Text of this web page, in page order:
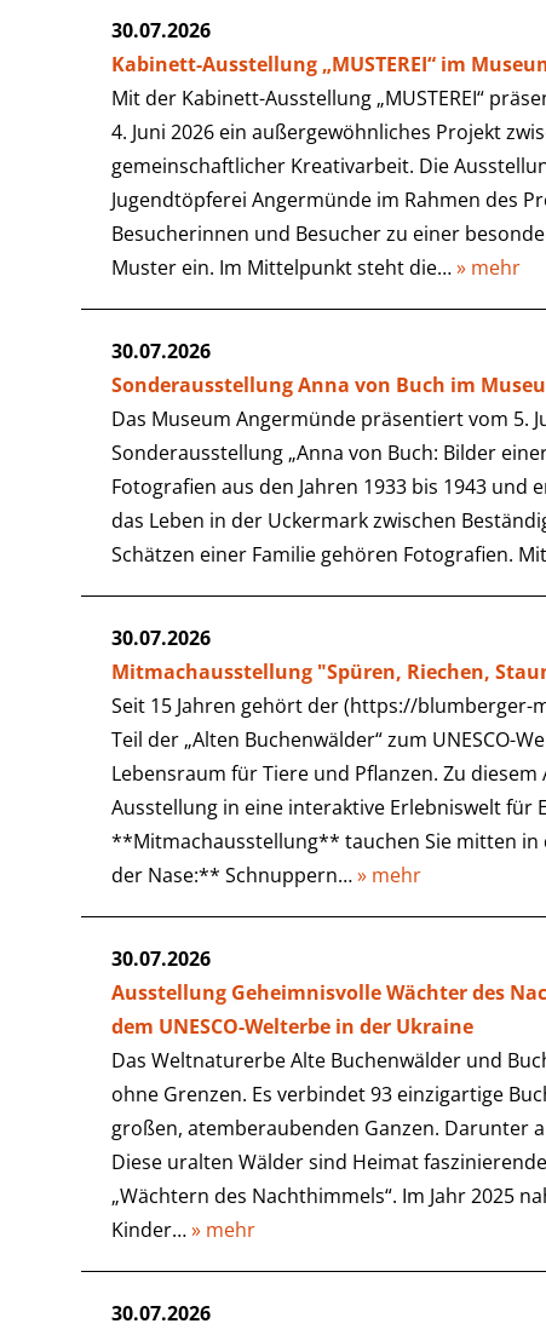
30.07.2026
Kabinett-Ausstellung „MUSTEREI“ im
Mit der Kabinett-Ausstellung „MUSTEREI“
4. Juni 2026 ein außergewöhnliches Projekt
gemeinschaftlicher Kreativarbeit. Die
Jugendtöpferei Angermünde im Rahmen des
Besucherinnen und Besucher zu einer
Muster ein. Im Mittelpunkt steht die…» mehr
30.07.2026
Sonderausstellung Anna von Buch im
Das Museum Angermünde präsentiert vom 5.
Sonderausstellung „Anna von Buch: Bilder
Fotografien aus den Jahren 1933 bis 1943
das Leben in der Uckermark zwischen
Schätzen einer Familie gehören Fotografien.
30.07.2026
Mitmachausstellung "Spüren, Riechen,
Seit 15 Jahren gehört der (https://
Teil der „Alten Buchenwälder“ zum UNESCO-
Lebensraum für Tiere und Pflanzen. Zu
Ausstellung in eine interaktive Erlebniswelt für
**Mitmachausstellung** tauchen Sie mitten in
der Nase:** Schnuppern…» mehr
30.07.2026
Ausstellung Geheimnisvolle Wächter des
dem UNESCO-Welterbe in der Ukraine
Das Weltnaturerbe Alte Buchenwälder und
ohne Grenzen. Es verbindet 93 einzigartige
großen, atemberaubenden Ganzen. Darunter
Diese uralten Wälder sind Heimat
„Wächtern des Nachthimmels“. Im Jahr 2025
Kinder…» mehr
30.07.2026